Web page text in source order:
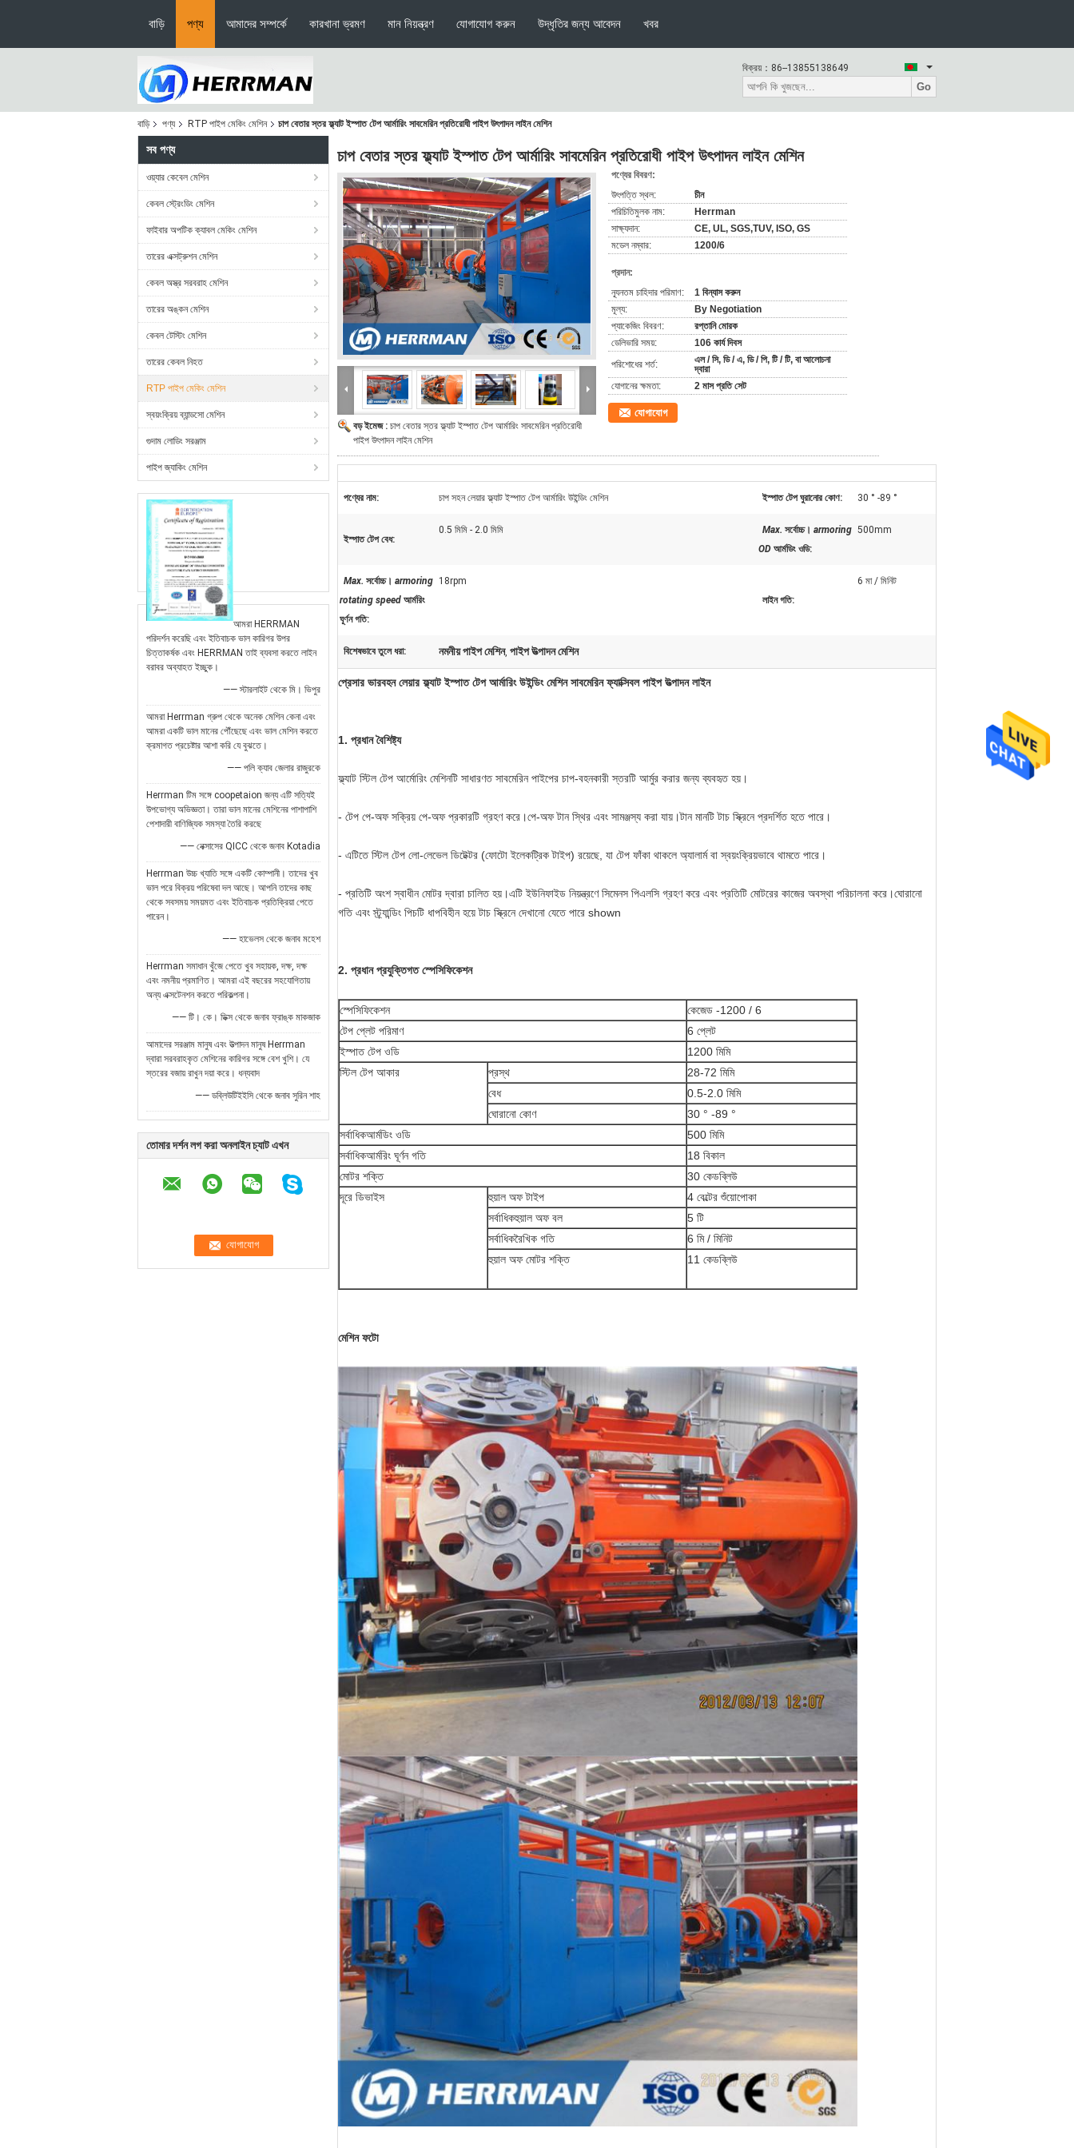
বাড়ি পণ্য আমাদের সম্পর্কে কারখানা ভ্রমণ মান নিয়ন্ত্রণ যোগাযোগ করুন উদ্ধৃতির জন্য আবেদন খবর
বিক্রয়： 86--13855138649
Go
বাড়ি পণ্য RTP পাইপ মেকিং মেশিন চাপ বেতার স্তর ফ্ল্যাট ইস্পাত টেপ আর্মারিং সাবমেরিন প্রতিরোধী পাইপ উৎপাদন লাইন মেশিন
সব পণ্য
ওয়্যার কেবেল মেশিন
কেবল স্ট্রেংডিং মেশিন
ফাইবার অপটিক ক্যাবল মেকিং মেশিন
তারের এক্সট্রুশন মেশিন
কেবল অস্ত্র সরবরাহ মেশিন
তারের অঙ্কন মেশিন
কেবল টেস্টিং মেশিন
তারের কেবল নিহত
RTP পাইপ মেকিং মেশিন
স্বয়ংক্রিয় ব্যান্ডসো মেশিন
গুদাম লোডিং সরঞ্জাম
পাইপ জ্যাকিং মেশিন
আমরা HERRMAN
পরিদর্শন করেছি এবং ইতিবাচক ভাল কারিগর উপর
চিত্তাকর্ষক এবং HERRMAN তাই ব্যবসা করতে লাইন
বরাবর অব্যাহত ইচ্ছুক।
—— স্টারলাইট থেকে মি। ভিপুর
আমরা Herrman গ্রুপ থেকে অনেক মেশিন কেনা এবং
আমরা একটি ভাল মানের পৌঁছেছে এবং ভাল মেশিন করতে
ক্রমাগত প্রচেষ্টার আশা করি যে বুঝতে।
—— পলি ক্যাব জেলার রাজুরকে
Herrman টিম সঙ্গে coopetaion জন্য এটি সত্যিই
উপভোগ্য অভিজ্ঞতা। তারা ভাল মানের মেশিনের পাশাপাশি
পেশাদারী বাণিজ্যিক সমস্যা তৈরি করছে
—— নেক্সাসের QICC থেকে জনাব Kotadia
Herrman উচ্চ খ্যাতি সঙ্গে একটি কোম্পানী। তাদের খুব
ভাল পরে বিক্রয় পরিষেবা দল আছে। আপনি তাদের কাছ
থেকে সবসময় সময়মত এবং ইতিবাচক প্রতিক্রিয়া পেতে
পারেন।
—— হাভেলস থেকে জনাব মহেশ
Herrman সমাধান খুঁজে পেতে খুব সহায়ক, দক্ষ, দক্ষ
এবং নমনীয় প্রমাণিত। আমরা এই বছরের সহযোগিতায়
অন্য এক্সটেনশন করতে পরিকল্পনা।
—— টি। কে। ডিক্স থেকে জনাব ফ্রাঙ্ক মাকজাক
আমাদের সরঞ্জাম মানুষ এবং উত্পাদন মানুষ Herrman
দ্বারা সরবরাহকৃত মেশিনের কারিগর সঙ্গে বেশ খুশি। যে
স্তরের বজায় রাখুন দয়া করে। ধন্যবাদ
—— ডব্লিউটিইইসি থেকে জনাব সুরিন শাহ
তোমার দর্শন লগ করা অনলাইন চ্যাট এখন
চাপ বেতার স্তর ফ্ল্যাট ইস্পাত টেপ আর্মারিং সাবমেরিন প্রতিরোধী পাইপ উৎপাদন লাইন মেশিন
বড় ইমেজ : চাপ বেতার স্তর ফ্ল্যাট ইস্পাত টেপ আর্মারিং সাবমেরিন প্রতিরোধী
পাইপ উৎপাদন লাইন মেশিন
পণ্যের বিবরণ:
উৎপত্তি স্থল:
চীন
পরিচিতিমুলক নাম:
Herrman
সাক্ষ্যদান:
CE, UL, SGS,TUV, ISO, GS
মডেল নম্বার:
1200/6
প্রদান:
ন্যূনতম চাহিদার পরিমাণ:
1 বিন্যাস করুন
মূল্য:
By Negotiation
প্যাকেজিং বিবরণ:
রপ্তানি মোরক
ডেলিভারি সময়:
106 কার্য দিবস
পরিশোধের শর্ত:
এল / সি, ডি / এ, ডি / পি, টি / টি, বা আলোচনা
দ্বারা
যোগানের ক্ষমতা:
2 মাস প্রতি সেট
যোগাযোগ
পণ্যের নাম: চাপ সহন লেয়ার ফ্ল্যাট ইস্পাত টেপ আর্মারিং উইন্ডিং মেশিন ইস্পাত টেপ ঘুরানোর কোণ: 30 ° -89 °
ইস্পাত টেপ বেধ:
0.5 মিমি - 2.0 মিমি Max. সর্বোচ্চ। armoring
OD আর্মডিং ওডি:
500mm
Max. সর্বোচ্চ। armoring
rotating speed আর্মরিং
ঘূর্ণন গতি:
18rpm
লাইন গতি:
6 মা / মিনিট
বিশেষভাবে তুলে ধরা: নমনীয় পাইপ মেশিন, পাইপ উত্পাদন মেশিন
প্রেসার ভারবহন লেয়ার ফ্ল্যাট ইস্পাত টেপ আর্মারিং উইন্ডিং মেশিন সাবমেরিন ফ্যাক্সিবল পাইপ উত্পাদন লাইন
1. প্রধান বৈশিষ্ট্য
ফ্ল্যাট স্টিল টেপ আর্মোরিং মেশিনটি সাধারণত সাবমেরিন পাইপের চাপ-বহনকারী স্তরটি আর্মুর করার জন্য ব্যবহৃত হয়।
- টেপ পে-অফ সক্রিয় পে-অফ প্রকারটি গ্রহণ করে।পে-অফ টান স্থির এবং সামঞ্জস্য করা যায়।টান মানটি টাচ স্ক্রিনে প্রদর্শিত হতে পারে।
- এটিতে স্টিল টেপ লো-লেভেল ডিটেক্টর (ফোটো ইলেকট্রিক টাইপ) রয়েছে, যা টেপ ফাঁকা থাকলে অ্যালার্ম বা স্বয়ংক্রিয়ভাবে থামতে পারে।
- প্রতিটি অংশ স্বাধীন মোটর দ্বারা চালিত হয়।এটি ইউনিফাইড নিয়ন্ত্রণে সিমেনস পিএলসি গ্রহণ করে এবং প্রতিটি মোটরের কাজের অবস্থা পরিচালনা করে।ঘোরানো
গতি এবং স্ট্র্যান্ডিং পিচটি ধাপবিহীন হয়ে টাচ স্ক্রিনে দেখানো যেতে পারে shown
2. প্রধান প্রযুক্তিগত স্পেসিফিকেশন
স্পেসিফিকেশন
কেজেড -1200 / 6
টেপ প্লেট পরিমাণ
6 প্লেট
ইস্পাত টেপ ওডি
1200 মিমি
স্টিল টেপ আকার
প্রস্থ
28-72 মিমি
বেধ
0.5-2.0 মিমি
ঘোরানো কোণ
30 ° -89 °
সর্বাধিকআর্মডিং ওডি
500 মিমি
সর্বাধিকআর্মরিং ঘূর্ণন গতি
18 বিকাল
মোটর শক্তি
30 কেডব্লিউ
দূরে ডিভাইস
হুয়াল অফ টাইপ
4 বেল্টের শুঁয়োপোকা
সর্বাধিকহুয়াল অফ বল
5 টি
সর্বাধিকরৈখিক গতি
6 মি / মিনিট
হুয়াল অফ মোটর শক্তি
11 কেডব্লিউ
মেশিন ফটো